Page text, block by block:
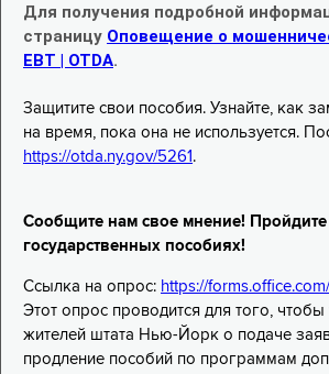
Для получения подробной
страницу Оповещение о
EBT | OTDA.
Защитите свои пособия. Узнайте, как
на время, пока она не используется.
https://otda.ny.gov/5261 .
Сообщите нам свое мнение! Пройдите
государственных пособиях!
Ссылка на опрос: https://
Этот опрос проводится для того, чтобы
жителей штата Нью-Йорк о подаче
продление пособий по программам